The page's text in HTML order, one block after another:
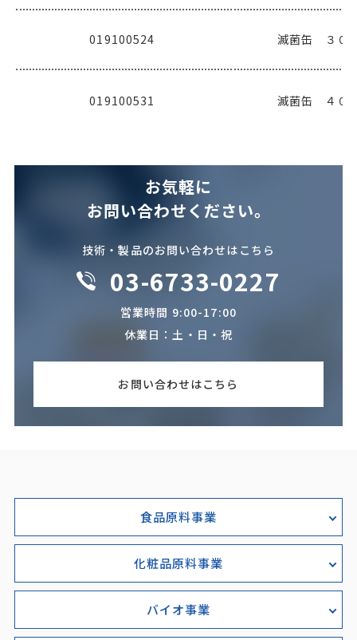
019100524 滅菌缶 ３０
019100531 滅菌缶 ４０
お気軽に
お問い合わせください。
技術・製品のお問い合わせはこちら
03-6733-0227
営業時間 9:00-17:00
休業日：土・日・祝
お問い合わせはこちら
食品原料事業
化粧品原料事業
バイオ事業